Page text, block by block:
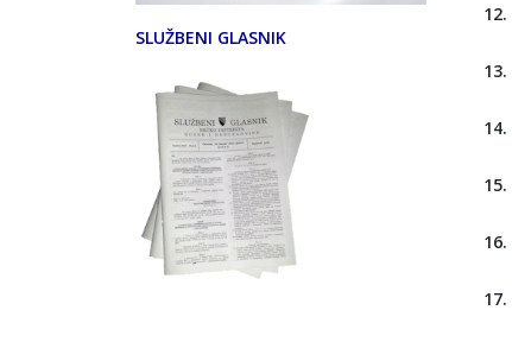
SLUŽBENI GLASNIK